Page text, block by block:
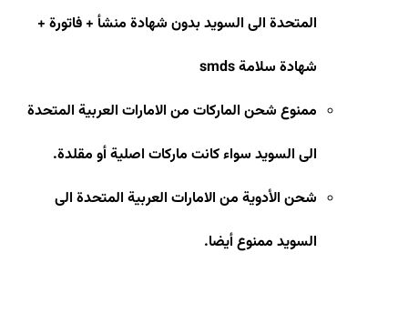
المتحدة الى السويد بدون شهادة منشأ + فاتورة +
شهادة سلامةsmds
ممنوع شحن الماركات من الامارات العربية المتحدة
الى السويد سواء كانت ماركات اصلية أو مقلدة.
شحن الأدوية من الامارات العربية المتحدة الى
السويد ممنوع أيضا.